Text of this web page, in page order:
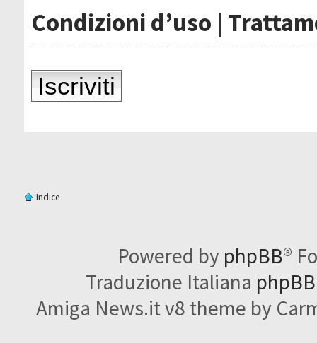
Condizioni d’uso |
Iscriviti
Indice
Powered by phpBB®
Traduzione Italiana
Amiga News.it v8 theme by